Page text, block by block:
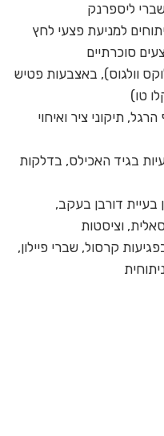
ליספרנק
למניעת פצעי לחץ
סוכרתיים
וולגוס), באצבעות פטיש
טו)
תיקוני ציר ואיחוי
בגיד האכילס, בדלקות
בעיית דורבן בעקב,
וציסטות
קרסול, שברי פיילון,